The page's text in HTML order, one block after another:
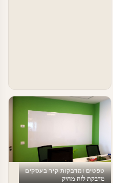
טפטים ומדבקות קיר בעסקים
מדבקת לוח מחיק